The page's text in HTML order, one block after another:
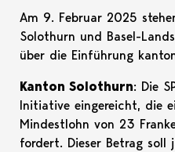
Am 9. Februar 2025
Solothurn und Basel-
über die Einführung
Kanton Solothurn: Die
Initiative eingereicht, die
Mindestlohn von 23
fordert. Dieser Betrag soll